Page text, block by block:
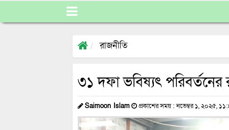
রাজনীতি
৩১ দফা ভবিষ্যৎ পরিবর্তনের
Saimoon Islam প্রকাশের সময় : নভেম্বর ১, ২০২৫,